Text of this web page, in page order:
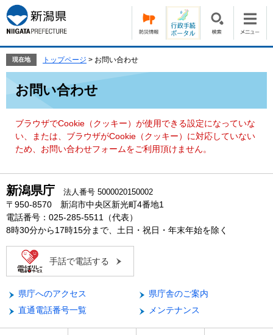
ー
ジ
の
頭
す。
ニ
ュ
ー
飛
て
現在地 トップページ > お問い合わせ
お問い合わせ
ブラウザでCookie（クッキー）が使用できる設定になっていな
い、または、ブラウザがCookie（クッキー）に対応していない
ため、お問い合わせフォームをご利用頂けません。
新潟県庁 法人番号 5000020150002
〒950-8570 新潟市中央区新光町4番地1
電話番号：025-285-5511（代表）
8時30分から17時15分まで、土日・祝日・年末年始を除く
手話で電話する
県庁へのアクセス
県庁舎のご案内
直通電話番号一覧
メンテナンス